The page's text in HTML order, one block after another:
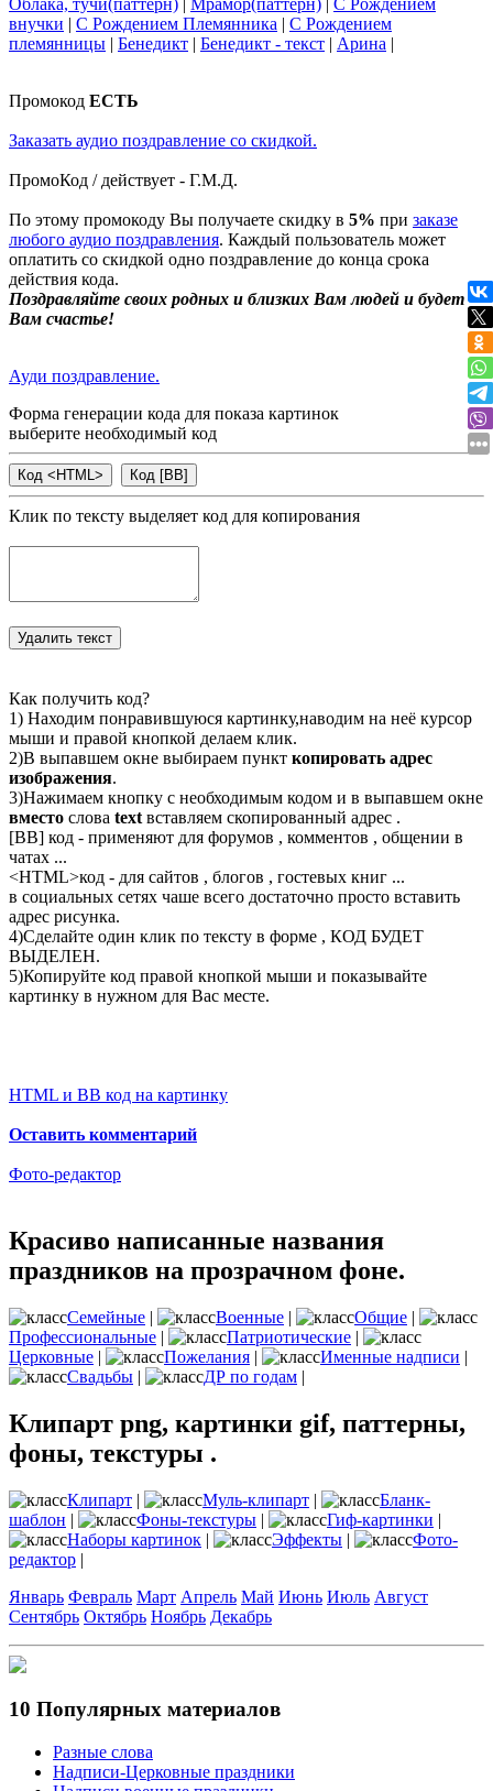
внучки | С Рождением Племянника | С Рождением
племянницы | Бенедикт | Бенедикт - текст | Арина |
Промокод ЕСТЬ
Заказать аудио поздравление со скидкой.
ПромоКод / действует - Г.М.Д.
По этому промокоду Вы получаете скидку в 5% при заказе
любого аудио поздравления. Каждый пользователь может
оплатить со скидкой одно поздравление до конца срока
действия кода.
Поздравляйте своих родных и близких Вам людей и будет
Вам счастье!
Ауди поздравление.
Форма генерации кода для показа картинок
выберите необходимый код
Клик по тексту выделяет код для копирования
Как получить код?
1) Находим понравившуюся картинку,наводим на неё курсор
мыши и правой кнопкой делаем клик.
2)В выпавшем окне выбираем пункт копировать адрес
изображения.
3)Нажимаем кнопку с необходимым кодом и в выпавшем окне
вместо слова text вставляем скопированный адрес .
[BB] код - применяют для форумов , комментов , общении в
чатах ...
<HTML>код - для сайтов , блогов , гостевых книг ...
в социальных сетях чаше всего достаточно просто вставить
адрес рисунка.
4)Сделайте один клик по тексту в форме , КОД БУДЕТ
ВЫДЕЛЕН.
5)Копируйте код правой кнопкой мыши и показывайте
картинку в нужном для Вас месте.
HTML и BB код на картинку
Оставить комментарий
Фото-редактор
Красиво написанные названия
праздников на прозрачном фоне.
Семейные | Военные | Общие |
Профессиональные | Патриотические |
Церковные | Пожелания | Именные надписи |
Свадьбы | ДР по годам |
Клипарт png, картинки gif, паттерны,
фоны, текстуры .
Клипарт | Муль-клипарт |
Бланк-
шаблон | Фоны-текстуры | Гиф-картинки |
Наборы картинок | Эффекты |
Фото-
редактор |
Январь Февраль Март Апрель Май Июнь Июль Август
Сентябрь Октябрь Ноябрь Декабрь
10 Популярных материалов
Разные слова
Надписи-Церковные праздники